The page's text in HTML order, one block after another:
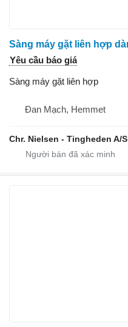
Yêu cầu báo giá
Sàng máy gặt liên hợp
Đan Mạch, Hemmet
Chr. Nielsen - Tingheden A/S